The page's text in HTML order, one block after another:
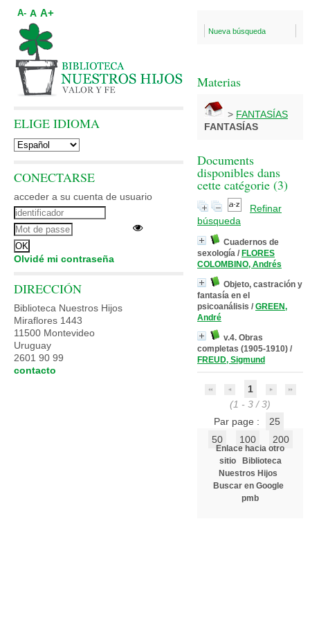
Nueva búsqueda
Materias
> FANTASÍAS
FANTASÍAS
Documents
disponibles dans
cette catégorie (3)
Refinar
búsqueda
Cuadernos de
sexología / FLORES
COLOMBINO, Andrés
Objeto, castración y
fantasía en el
psicoanálisis / GREEN,
André
v.4. Obras
completas (1905-1910) /
FREUD, Sigmund
1
(1 - 3 / 3)
Par page :
25
50
100 200
Enlace hacia otro
sitio
Biblioteca
Nuestros Hijos
Buscar en Google
pmb
A- A A+
ELIGE IDIOMA
CONECTARSE
acceder a su cuenta de usuario
Olvidé mi contraseña
DIRECCIÓN
Biblioteca Nuestros Hijos
Miraflores 1443
11500 Montevideo
Uruguay
2601 90 99
contacto